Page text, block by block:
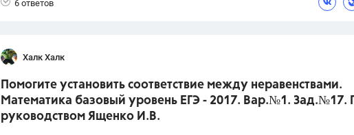
6 ответов
Халк Халк
Помогите установить соответствие между неравенствами.
Математика базовый уровень ЕГЭ - 2017. Вар.№1. Зад.№17.
руководством Ященко И.В.